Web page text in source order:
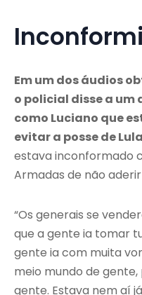
Em um dos áudios
o policial disse a
como Luciano que
evitar a posse de
estava inconformado
Armadas de não
“Os generais se
que a gente ia tomar
gente ia com muita
meio mundo de
gente. Estava nem aí